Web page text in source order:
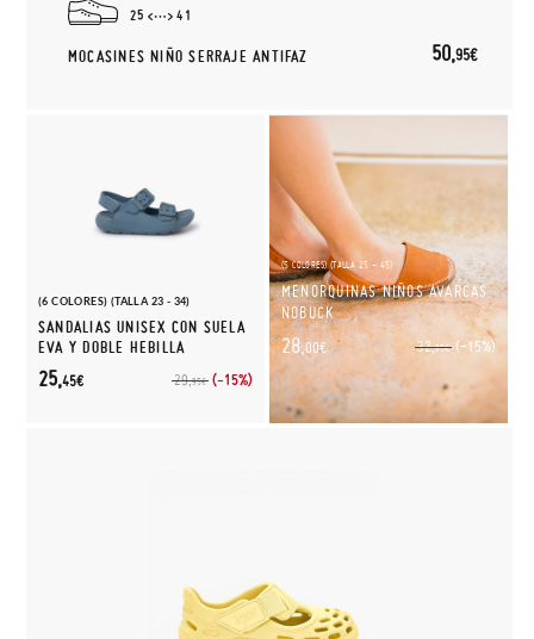
25 41
MOCASINES NIÑO SERRAJE ANTIFAZ 50,95€
(6 COLORES) (TALLA 23 - 34)
SANDALIAS UNISEX CON SUELA
EVA Y DOBLE HEBILLA
29,95€ (-15%)
25,45€
(5 COLORES) (TALLA 25 - 45)
MENORQUINAS NIÑOS AVARCAS
NOBUCK
32,95€ (-15%)
28,00€